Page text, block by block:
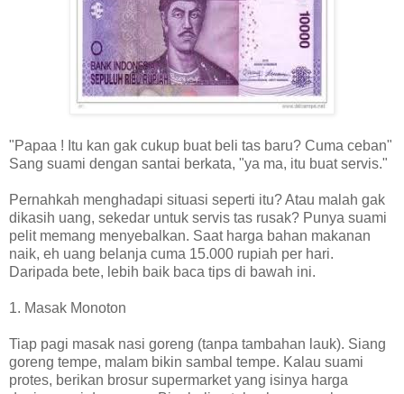
"Papaa ! Itu kan gak cukup buat beli tas baru? Cuma ceban"
Sang suami dengan santai berkata, "ya ma, itu buat servis."
Pernahkah menghadapi situasi seperti itu? Atau malah gak
dikasih uang, sekedar untuk servis tas rusak? Punya suami
pelit memang menyebalkan. Saat harga bahan makanan
naik, eh uang belanja cuma 15.000 rupiah per hari.
Daripada bete, lebih baik baca tips di bawah ini.
1. Masak Monoton
Tiap pagi masak nasi goreng (tanpa tambahan lauk). Siang
goreng tempe, malam bikin sambal tempe. Kalau suami
protes, berikan brosur supermarket yang isinya harga